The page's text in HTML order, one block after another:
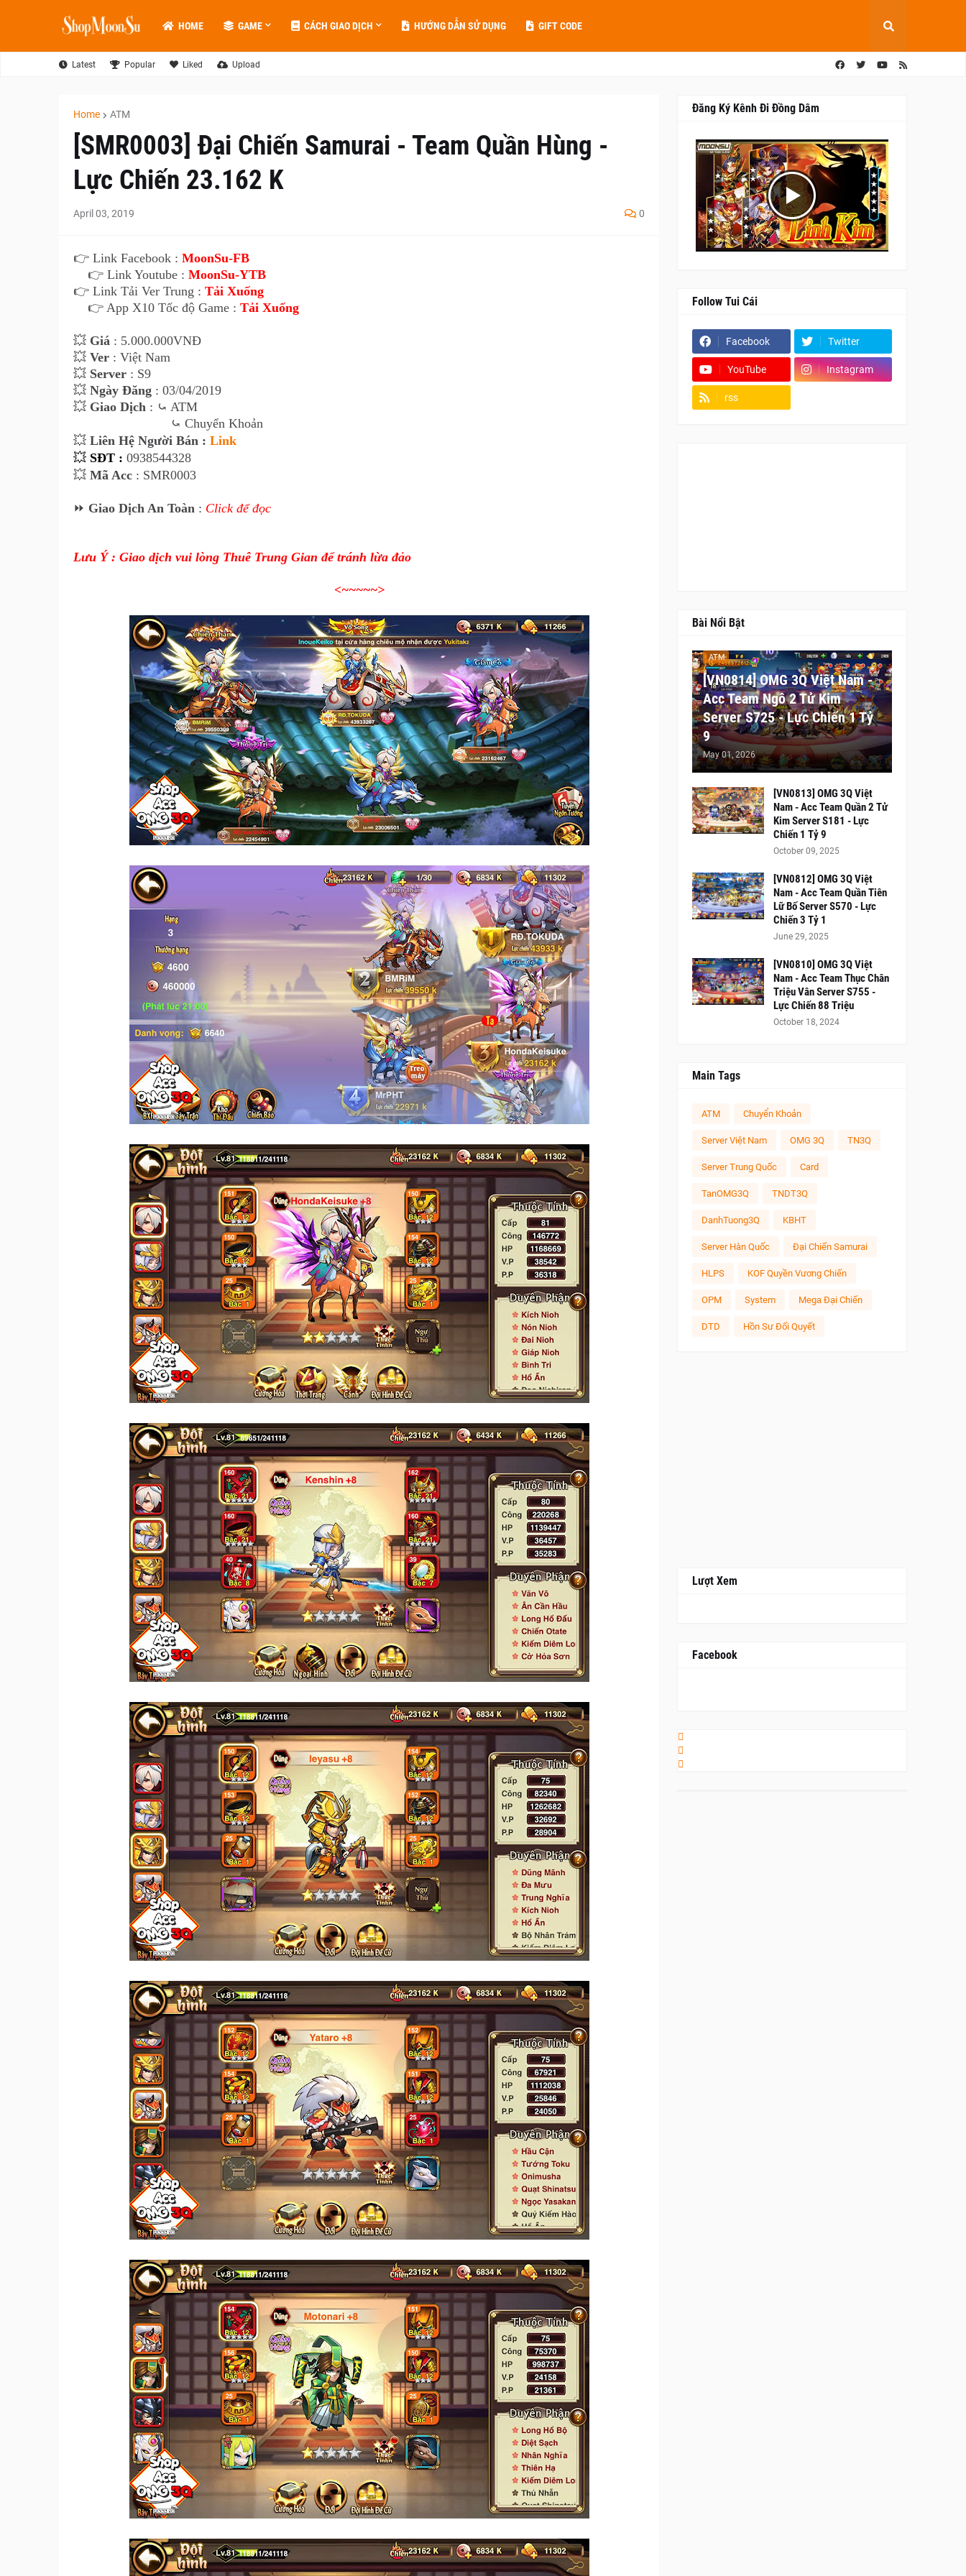
HOME GAME CÁCH GIAO DỊCH HƯỚNG DẪN SỬ DỤNG GIFT CODE
Latest Popular Liked Upload
Home ATM
[SMR0003] Đại Chiến Samurai - Team Quần Hùng -
Lực Chiến 23.162 K
April 03, 2019 0
👉 Link Facebook : MoonSu-FB
👉 Link Youtube : MoonSu-YTB
👉 Link Tải Ver Trung : Tải Xuống
👉 App X10 Tốc độ Game : Tải Xuống
💥 Giá : 5.000.000VNĐ
💥 Ver : Việt Nam
💥 Server : S9
💥 Ngày Đăng : 03/04/2019
💥 Giao Dịch : ⤿ ATM
⤿ Chuyển Khoản
💥 Liên Hệ Người Bán : Link
💥 SĐT : 0938544328
💥 Mã Acc : SMR0003
⏩ Giao Dịch An Toàn : Click để đọc
Lưu Ý : Giao dịch vui lòng Thuê Trung Gian để tránh lừa đảo
<~~~~~>
Đăng Ký Kênh Đi Đồng Dâm
Follow Tui Cái
Facebook Twitter
YouTube Instagram
rss
Bài Nổi Bật
ATM
[VN0814] OMG 3Q Việt Nam -
Acc Team Ngô 2 Tử Kim
Server S725 - Lực Chiến 1 Tỷ
9
May 01, 2026
[VN0813] OMG 3Q Việt
Nam - Acc Team Quần 2 Tử
Kim Server S181 - Lực
Chiến 1 Tỷ 9
October 09, 2025
[VN0812] OMG 3Q Việt
Nam - Acc Team Quần Tiên
Lữ Bố Server S570 - Lực
Chiến 3 Tỷ 1
June 29, 2025
[VN0810] OMG 3Q Việt
Nam - Acc Team Thục Chân
Triệu Vân Server S755 -
Lực Chiến 88 Triệu
October 18, 2024
Main Tags
ATM Chuyển Khoản
Server Việt Nam OMG 3Q TN3Q
Server Trung Quốc Card
TanOMG3Q TNDT3Q
DanhTuong3Q KBHT
Server Hàn Quốc Đại Chiến Samurai
HLPS KOF Quyền Vương Chiến
OPM System Mega Đại Chiến
DTD Hồn Sư Đối Quyết
Lượt Xem
Facebook